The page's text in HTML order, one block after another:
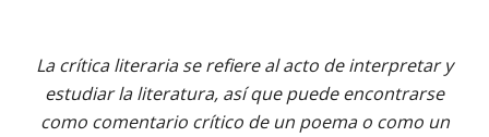
La crítica literaria se refiere al acto de interpretar y
estudiar la literatura, así que puede encontrarse
como comentario crítico de un poema o como un